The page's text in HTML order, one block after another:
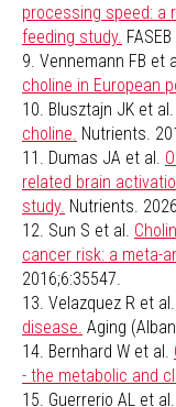
processing speed: a
feeding study.
9. Vennemann FB et
choline in European
10. Blusztajn JK et al.
choline. Nutrients.
11. Dumas JA et al.
related brain
study. Nutrients.
12. Sun S et al.
cancer risk: a meta-
2016;6:35547.
13. Velazquez R et al.
disease. Aging
14. Bernhard W et al.
- the metabolic and
15. Guerrerio AL et al.